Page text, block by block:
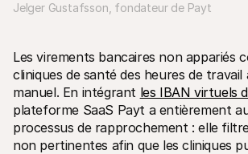
Jelger Gustafsson, fondateur de Payt
Les virements bancaires non appariés
cliniques de santé des heures de
manuel. En intégrant les IBAN virtuels
plateforme SaaS Payt a entièrement
processus de rapprochement : elle
non pertinentes afin que les cliniques